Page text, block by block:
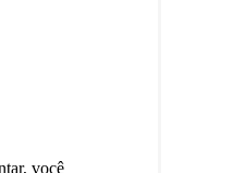
você